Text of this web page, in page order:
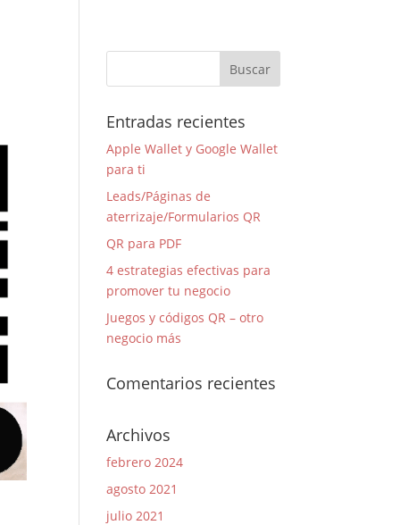
Entradas recientes
Apple Wallet y Google Wallet
para ti
Leads/Páginas de
aterrizaje/Formularios QR
QR para PDF
4 estrategias efectivas para
promover tu negocio
Juegos y códigos QR – otro
negocio más
Comentarios recientes
Archivos
febrero 2024
agosto 2021
julio 2021